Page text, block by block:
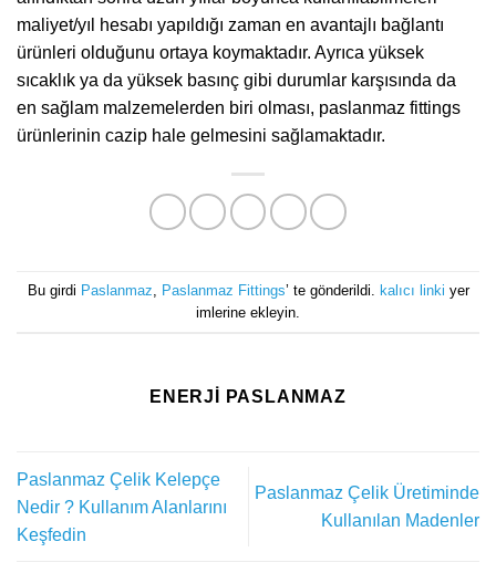
maliyet/yıl hesabı yapıldığı zaman en avantajlı bağlantı
ürünleri olduğunu ortaya koymaktadır. Ayrıca yüksek
sıcaklık ya da yüksek basınç gibi durumlar karşısında da
en sağlam malzemelerden biri olması, paslanmaz fittings
ürünlerinin cazip hale gelmesini sağlamaktadır.
Bu girdi Paslanmaz Paslanmaz Fittings’ te gönderildi. kalıcı linki yer
imlerine ekleyin.
ENERJI PASLANMAZ
Paslanmaz Çelik Kelepçe
Nedir ? Kullanım Alanlarını
Keşfedin
Paslanmaz Çelik Üretiminde
Kullanılan Madenler